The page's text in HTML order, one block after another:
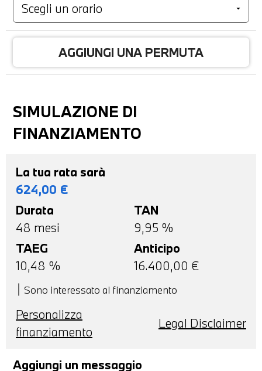
AGGIUNGI UNA PERMUTA
SIMULAZIONE DI
FINANZIAMENTO
La tua rata sarà
624,00 €
Durata
48 mesi
TAN
9,95 %
TAEG
10,48 %
Anticipo
16.400,00 €
Sono interessato al finanziamento
Personalizza
finanziamento
Legal Disclaimer
Aggiungi un messaggio